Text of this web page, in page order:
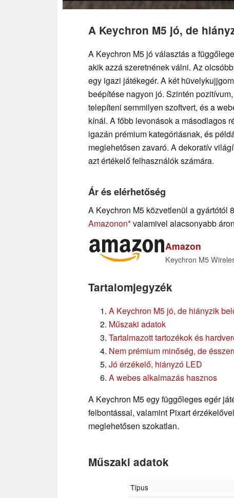
A Keychron M5 jó, de
A Keychron M5 jó választás a
akik azzá szeretnének válni. Az
egy igazi játékegér. A két
beépítése nagyon jó. Szintén
telepíteni semmilyen szoftvert, és a
kínál. A főbb levonások a másodlagos
igazán prémium kategóriásnak, és
meglehetősen zavaró. A dekoratív
azt értékelő felhasználók számára.
Ár és elérhetőség
A Keychron M5 közvetlenül a gyártótól
Amazonon valamivel alacsonyabb
Amazon
Keychron M5
Tartalomjegyzék
A Keychron M5 jó, de hiányzik
Műszaki adatok
Tartalmazott tartozékok és
Nem prémium minőség, de
Jó érzékelő, hiányzó LED
A webes alkalmazás hasznos
A Keychron M5 egy függőleges egér
felbontással, valamint Pixart
meglehetősen szokatlan.
Műszaki adatok
Típus